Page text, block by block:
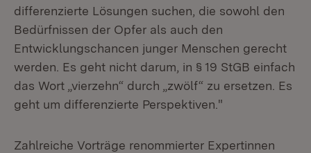
differenzierte Lösungen suchen, die sowohl den
Bedürfnissen der Opfer als auch den
Entwicklungschancen junger Menschen gerecht
werden. Es geht nicht darum, in § 19 StGB einfach
das Wort „vierzehn“ durch „zwölf“ zu ersetzen. Es
geht um differenzierte Perspektiven."
Zahlreiche Vorträge renommierter Expertinnen